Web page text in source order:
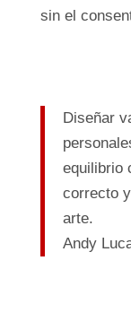
sin el
Diseñar
equilibrio
correcto
arte.
Andy